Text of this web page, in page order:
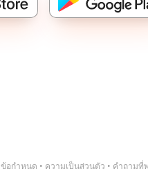
ข้อกำหนด • ความเป็นส่วนตัว • คำถามที่